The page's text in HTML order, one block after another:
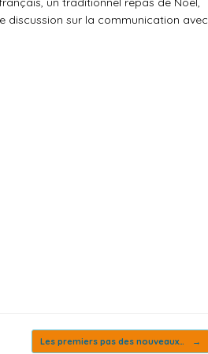
discussion sur la communication avec
Les premiers pas des nouveaux… →